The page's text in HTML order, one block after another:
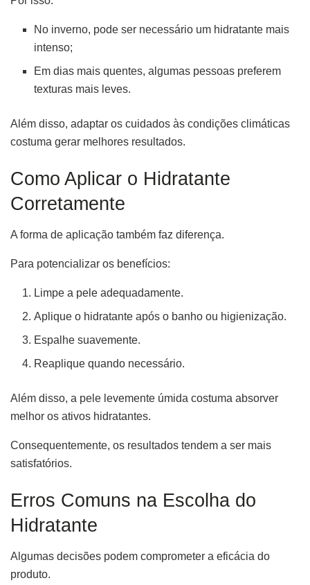
No inverno, pode ser necessário um hidratante mais
intenso;
Em dias mais quentes, algumas pessoas preferem
texturas mais leves.
Além disso, adaptar os cuidados às condições climáticas
costuma gerar melhores resultados.
Como Aplicar o Hidratante
Corretamente
A forma de aplicação também faz diferença.
Para potencializar os benefícios:
Limpe a pele adequadamente.
Aplique o hidratante após o banho ou higienização.
Espalhe suavemente.
Reaplique quando necessário.
Além disso, a pele levemente úmida costuma absorver
melhor os ativos hidratantes.
Consequentemente, os resultados tendem a ser mais
satisfatórios.
Erros Comuns na Escolha do
Hidratante
Algumas decisões podem comprometer a eficácia do
produto.